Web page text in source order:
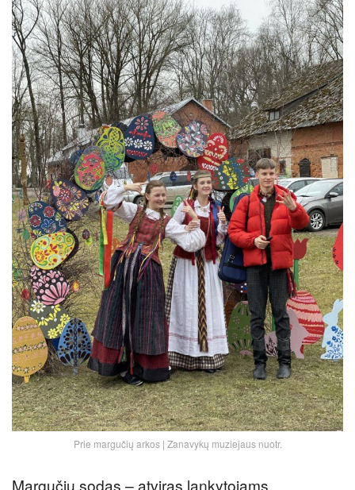
Prie margučių arkos | Zanavykų muziejaus nuotr.
Margučių sodas – atviras lankytojams